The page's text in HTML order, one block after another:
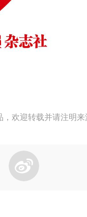
欢迎转载并请注明